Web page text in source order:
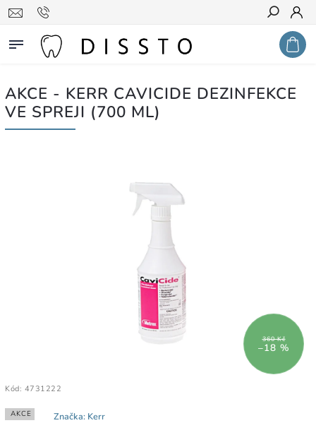
Hledat
AKCE - KERR CAVICIDE DEZINFEKCE
VE SPREJI (700 ML)
360 Kč
–18 %
Kód: 4731222
AKCE Značka: Kerr